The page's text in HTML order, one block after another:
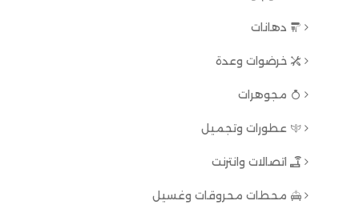
دهانات
خرضوات وعدة
مجوهرات
عطورات وتجميل
اتصالات وانترنت
محطات محروقات وغسيل